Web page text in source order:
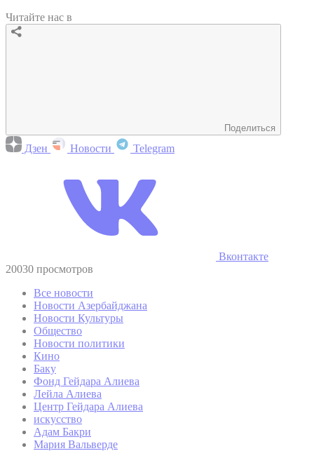
Читайте нас в
Поделиться
Дзен Новости Telegram
Вконтакте
20030 просмотров
Все новости
Новости Азербайджана
Новости Культуры
Общество
Новости политики
Кино
Баку
Фонд Гейдара Алиева
Лейла Алиева
Центр Гейдара Алиева
искусство
Адам Бакри
Мария Вальверде